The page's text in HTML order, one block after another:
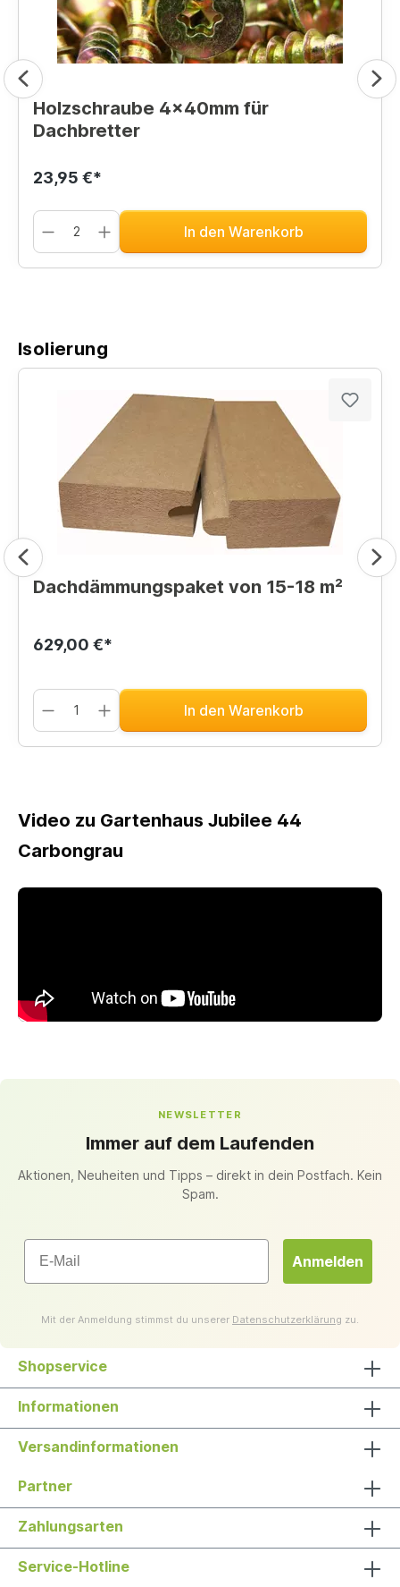
Holzschraube 4x40mm für
Dachbretter
23,95 €*
In den Warenkorb
Isolierung
Dachdämmungspaket von 15-18 m²
629,00 €*
In den Warenkorb
Video zu Gartenhaus Jubilee 44
Carbongrau
NEWSLETTER
Immer auf dem Laufenden
Aktionen, Neuheiten und Tipps – direkt in dein Postfach. Kein
Spam.
Email
Anmelden
Mit der Anmeldung stimmst du unserer Datenschutzerklärung zu.
Shopservice
Informationen
Versandinformationen
Partner
Zahlungsarten
Service-Hotline